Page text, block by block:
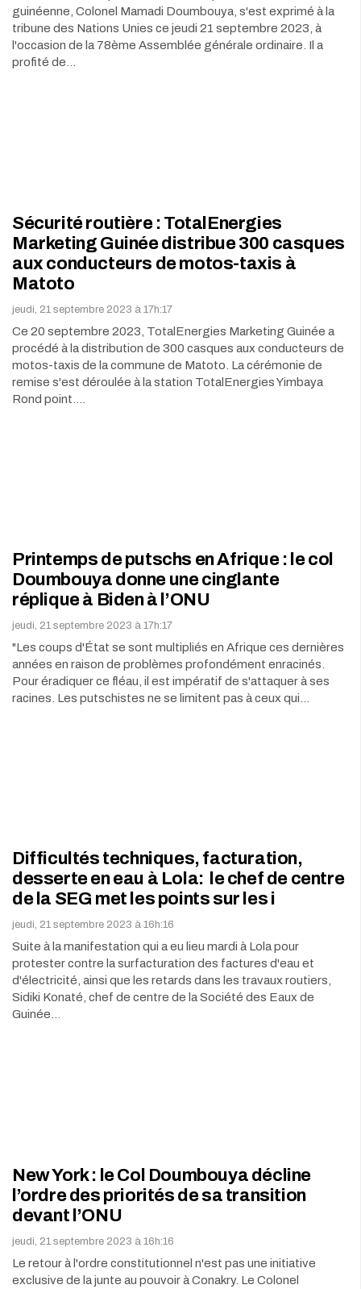
guinéenne, Colonel Mamadi Doumbouya, s'est exprimé à la
tribune des Nations Unies ce jeudi 21 septembre 2023, à
l'occasion de la 78ème Assemblée générale ordinaire. Il a
profité de…
Sécurité routière : TotalEnergies
Marketing Guinée distribue 300 casques
aux conducteurs de motos-taxis à
Matoto
jeudi, 21 septembre 2023 à 17h:17
Ce 20 septembre 2023, TotalEnergies Marketing Guinée a
procédé à la distribution de 300 casques aux conducteurs de
motos-taxis de la commune de Matoto. La cérémonie de
remise s'est déroulée à la station TotalEnergies Yimbaya
Rond point.…
Printemps de putschs en Afrique : le col
Doumbouya donne une cinglante
réplique à Biden à l’ONU
jeudi, 21 septembre 2023 à 17h:17
"Les coups d'État se sont multipliés en Afrique ces dernières
années en raison de problèmes profondément enracinés.
Pour éradiquer ce fléau, il est impératif de s'attaquer à ses
racines. Les putschistes ne se limitent pas à ceux qui…
Difficultés techniques, facturation,
desserte en eau à Lola: le chef de centre
de la SEG met les points sur les i
jeudi, 21 septembre 2023 à 16h:16
Suite à la manifestation qui a eu lieu mardi à Lola pour
protester contre la surfacturation des factures d'eau et
d'électricité, ainsi que les retards dans les travaux routiers,
Sidiki Konaté, chef de centre de la Société des Eaux de
Guinée…
New York : le Col Doumbouya décline
l’ordre des priorités de sa transition
devant l’ONU
jeudi, 21 septembre 2023 à 16h:16
Le retour à l'ordre constitutionnel n'est pas une initiative
exclusive de la junte au pouvoir à Conakry. Le Colonel